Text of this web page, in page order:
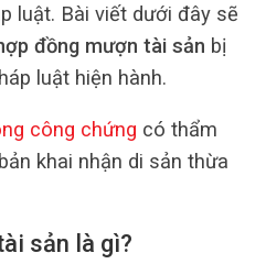
luật. Bài viết dưới đây sẽ
đồng mượn tài sản bị
luật hiện hành.
công chứng có thẩm
khai nhận di sản thừa
sản là gì?